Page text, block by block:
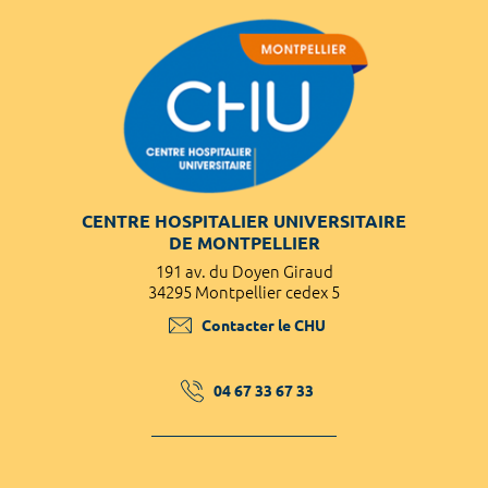
CENTRE HOSPITALIER UNIVERSITAIRE
DE MONTPELLIER
191 av. du Doyen Giraud
34295 Montpellier cedex 5
Contacter le CHU
04 67 33 67 33